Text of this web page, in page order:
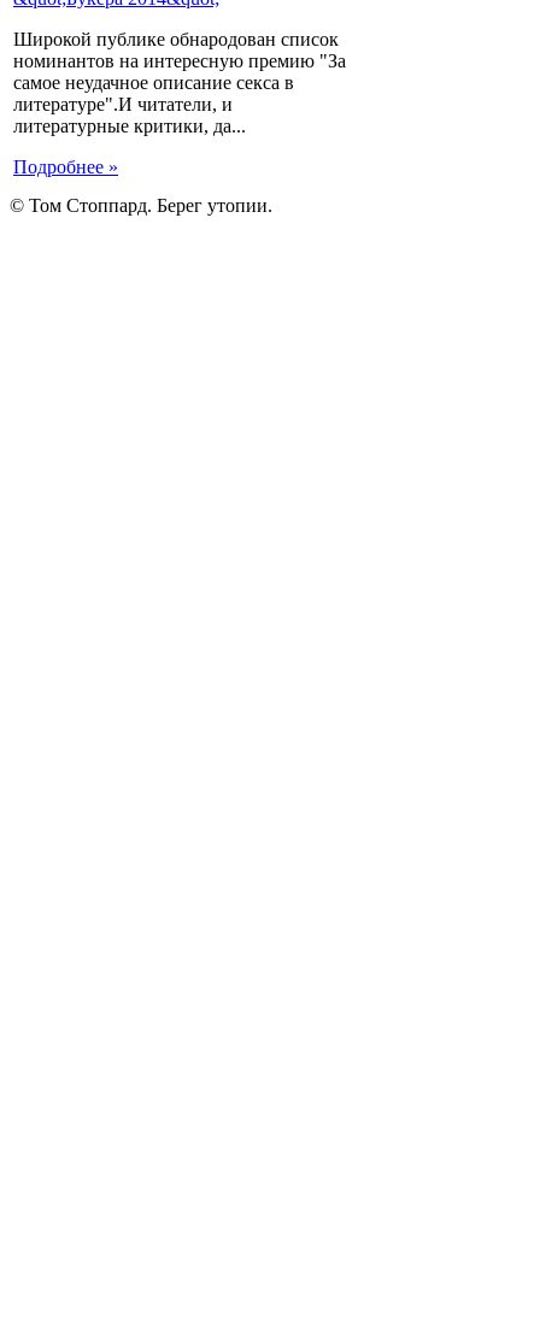
Широкой публике обнародован список
номинантов на интересную премию "За
самое неудачное описание секса в
литературе".И читатели, и
литературные критики, да...
Подробнее »
© Том Стоппард. Берег утопии.